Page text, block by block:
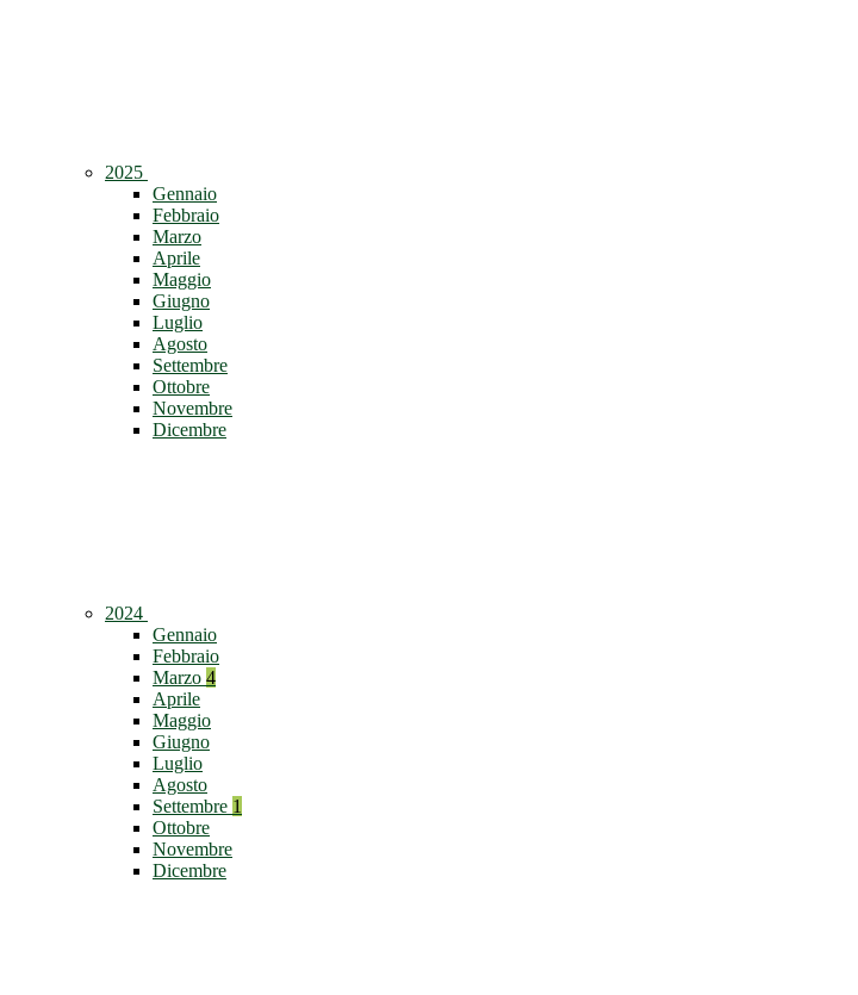
2025
Gennaio
Febbraio
Marzo
Aprile
Maggio
Giugno
Luglio
Agosto
Settembre
Ottobre
Novembre
Dicembre
2024
Gennaio
Febbraio
Marzo 4
Aprile
Maggio
Giugno
Luglio
Agosto
Settembre 1
Ottobre
Novembre
Dicembre